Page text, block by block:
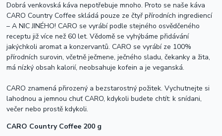
Dobrá venkovská káva nepotřebuje mnoho. Proto se naše káva
CARO Country Coffee skládá pouze ze čtyř přírodních ingrediencí
– A NIC JINÉHO! CARO se vyrábí podle stejného osvědčeného
receptu již více než 60 let. Vědomě se vyhýbáme přidávání
jakýchkoli aromat a konzervantů. CARO se vyrábí ze 100%
přírodních surovin, včetně ječmene, ječného sladu, čekanky a žita,
má nízký obsah kalorií, neobsahuje kofein a je veganská.
CARO znamená přirozený a bezstarostný požitek. Vychutnejte si
lahodnou a jemnou chuť CARO, kdykoli budete chtít: k snídani,
večer nebo prostě kdykoli.
CARO Country Coffee 200 g